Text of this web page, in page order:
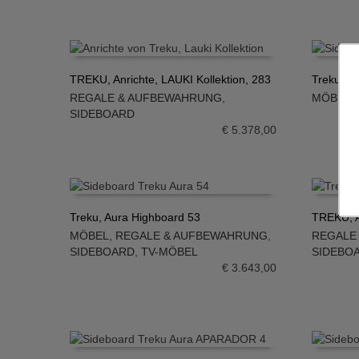
IN DEN WARENKORB
TREKU, Anrichte, LAUKI Kollektion, 283
REGALE & AUFBEWAHRUNG
SIDEBOARD
€5.378,00
IN DEN
Treku,
MÖBEL
IN DEN WARENKORB
Treku, Aura Highboard 53
MÖBEL, REGALE & AUFBEWAHRUNG,
SIDEBOARD, TV-MÖBEL
€3.643,00
IN DEN
TREKU,